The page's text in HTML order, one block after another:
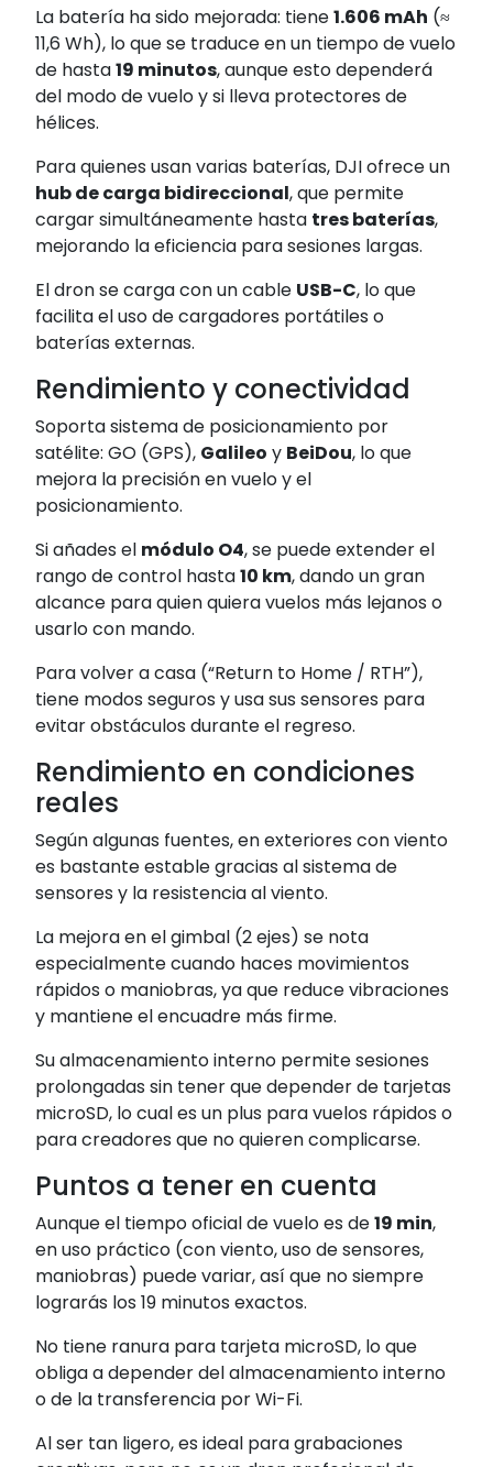
La batería ha sido mejorada: tiene1.606 mAh (≈
11,6 Wh), lo que se traduce en un tiempo de vuelo
de hasta19 minutos, aunque esto dependerá
del modo de vuelo y si lleva protectores de
hélices.
Para quienes usan varias baterías, DJI ofrece un
hub de carga bidireccional, que permite
cargar simultáneamente hasta tres baterías,
mejorando la eficiencia para sesiones largas.
El dron se carga con un cable USB-C, lo que
facilita el uso de cargadores portátiles o
baterías externas.
Rendimiento y conectividad
Soporta sistema de posicionamiento por
satélite: GO (GPS), Galileo y BeiDou, lo que
mejora la precisión en vuelo y el
posicionamiento.
Si añades el módulo O4, se puede extender el
rango de control hasta10 km, dando un gran
alcance para quien quiera vuelos más lejanos o
usarlo con mando.
Para volver a casa (“Return to Home / RTH”),
tiene modos seguros y usa sus sensores para
evitar obstáculos durante el regreso.
Rendimiento en condiciones
reales
Según algunas fuentes, en exteriores con viento
es bastante estable gracias al sistema de
sensores y la resistencia al viento.
La mejora en el gimbal (2 ejes) se nota
especialmente cuando haces movimientos
rápidos o maniobras, ya que reduce vibraciones
y mantiene el encuadre más firme.
Su almacenamiento interno permite sesiones
prolongadas sin tener que depender de tarjetas
microSD, lo cual es un plus para vuelos rápidos o
para creadores que no quieren complicarse.
Puntos a tener en cuenta
Aunque el tiempo oficial de vuelo es de19 min,
en uso práctico (con viento, uso de sensores,
maniobras) puede variar, así que no siempre
lograrás los 19 minutos exactos.
No tiene ranura para tarjeta microSD, lo que
obliga a depender del almacenamiento interno
o de la transferencia por Wi-Fi.
Al ser tan ligero, es ideal para grabaciones